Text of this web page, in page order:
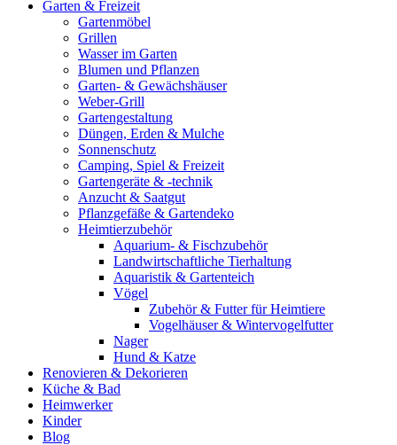
Garten & Freizeit
Gartenmöbel
Grillen
Wasser im Garten
Blumen und Pflanzen
Garten- & Gewächshäuser
Weber-Grill
Gartengestaltung
Düngen, Erden & Mulche
Sonnenschutz
Camping, Spiel & Freizeit
Gartengeräte & -technik
Anzucht & Saatgut
Pflanzgefäße & Gartendeko
Heimtierzubehör
Aquarium- & Fischzubehör
Landwirtschaftliche Tierhaltung
Aquaristik & Gartenteich
Vögel
Zubehör & Futter für Heimtiere
Vogelhäuser & Wintervogelfutter
Nager
Hund & Katze
Renovieren & Dekorieren
Küche & Bad
Heimwerker
Kinder
Blog